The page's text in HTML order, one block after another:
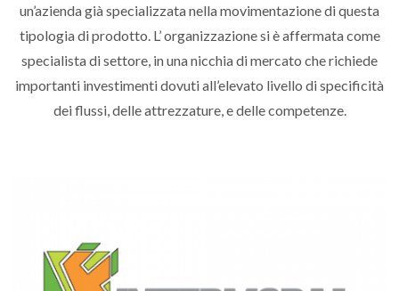
un’azienda già specializzata nella movimentazione di questa
tipologia di prodotto. L’ organizzazione si è affermata come
specialista di settore, in una nicchia di mercato che richiede
importanti investimenti dovuti all’elevato livello di specificità
dei flussi, delle attrezzature, e delle competenze.